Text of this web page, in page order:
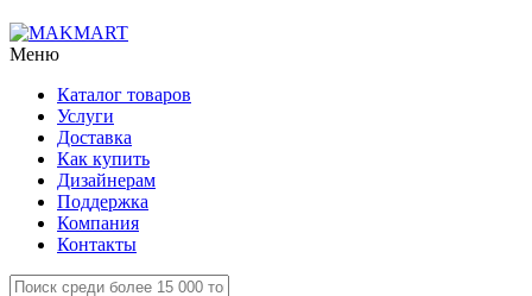
Меню
Каталог товаров
Услуги
Доставка
Как купить
Дизайнерам
Поддержка
Компания
Контакты